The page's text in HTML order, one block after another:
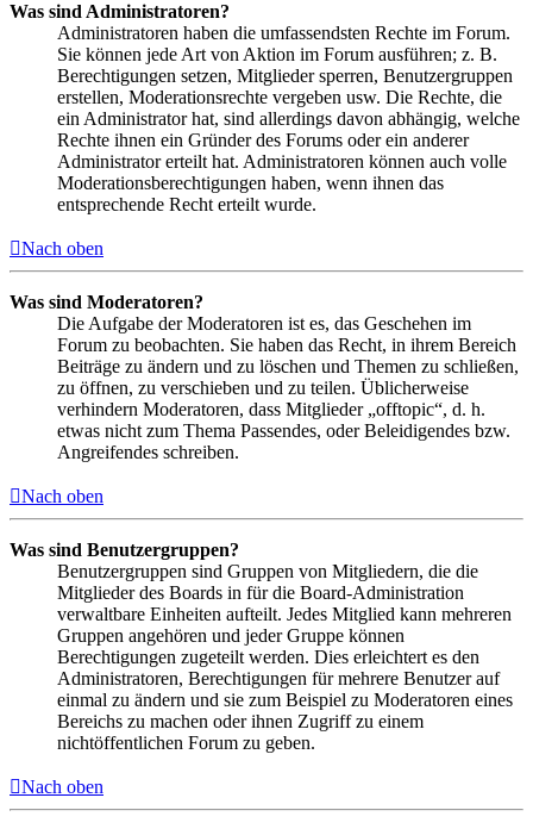
Was sind Administratoren?
Administratoren haben die umfassendsten Rechte im Forum.
Sie können jede Art von Aktion im Forum ausführen; z. B.
Berechtigungen setzen, Mitglieder sperren, Benutzergruppen
erstellen, Moderationsrechte vergeben usw. Die Rechte, die
ein Administrator hat, sind allerdings davon abhängig, welche
Rechte ihnen ein Gründer des Forums oder ein anderer
Administrator erteilt hat. Administratoren können auch volle
Moderationsberechtigungen haben, wenn ihnen das
entsprechende Recht erteilt wurde.
Nach oben
Was sind Moderatoren?
Die Aufgabe der Moderatoren ist es, das Geschehen im
Forum zu beobachten. Sie haben das Recht, in ihrem Bereich
Beiträge zu ändern und zu löschen und Themen zu schließen,
zu öffnen, zu verschieben und zu teilen. Üblicherweise
verhindern Moderatoren, dass Mitglieder „offtopic“, d. h.
etwas nicht zum Thema Passendes, oder Beleidigendes bzw.
Angreifendes schreiben.
Nach oben
Was sind Benutzergruppen?
Benutzergruppen sind Gruppen von Mitgliedern, die die
Mitglieder des Boards in für die Board-Administration
verwaltbare Einheiten aufteilt. Jedes Mitglied kann mehreren
Gruppen angehören und jeder Gruppe können
Berechtigungen zugeteilt werden. Dies erleichtert es den
Administratoren, Berechtigungen für mehrere Benutzer auf
einmal zu ändern und sie zum Beispiel zu Moderatoren eines
Bereichs zu machen oder ihnen Zugriff zu einem
nichtöffentlichen Forum zu geben.
Nach oben